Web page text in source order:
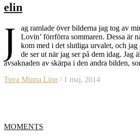
elin
J
ag ramlade över bilderna jag tog av
Lovin’ förrförra sommaren. Dessa är
kom med i det slutliga urvalet, och jag
de ser ut när jag ser på dem idag. Jag
avsaknaden av skärpa i den andra bilden,
Tuva Minna Linn / 1 maj, 2014
MOMENTS